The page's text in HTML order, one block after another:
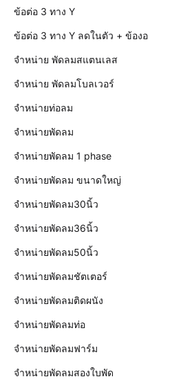
ข้อต่อ 3 ทาง Y
ข้อต่อ 3 ทาง Y ลดในตัว + ข้องอ
จำหน่าย พัดลมสแตนเลส
จำหน่าย พัดลมโบลเวอร์
จำหน่ายท่อลม
จำหน่ายพัดลม
จำหน่ายพัดลม 1 phase
จำหน่ายพัดลม ขนาดใหญ่
จำหน่ายพัดลม30นิ้ว
จำหน่ายพัดลม36นิ้ว
จำหน่ายพัดลม50นิ้ว
จำหน่ายพัดลมชัตเตอร์
จำหน่ายพัดลมติดผนัง
จำหน่ายพัดลมท่อ
จำหน่ายพัดลมฟาร์ม
จำหน่ายพัดลมสองใบพัด